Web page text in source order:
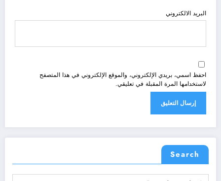
البريد الالكتروني
احفظ اسمي، بريدي الإلكتروني، والموقع الإلكتروني في هذا المتصفح
لاستخدامها المرة المقبلة في تعليقي.
Search